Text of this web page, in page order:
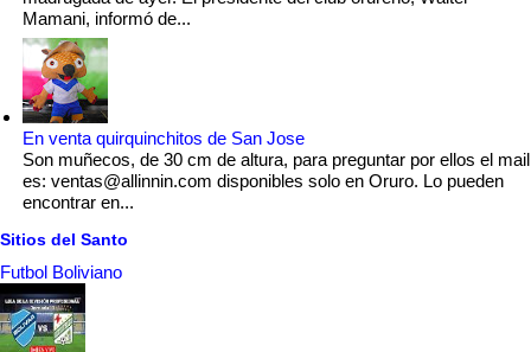
Mamani, informó de...
En venta quirquinchitos de San Jose
Son muñecos, de 30 cm de altura, para preguntar por ellos el mail
es: ventas@allinnin.com disponibles solo en Oruro. Lo pueden
encontrar en...
Sitios del Santo
Futbol Boliviano